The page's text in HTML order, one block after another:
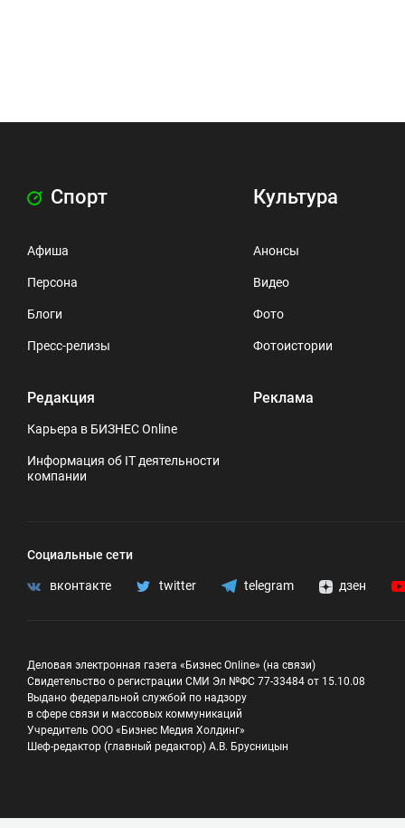
Спорт
Афиша
Персона
Блоги
Пресс-релизы
Редакция
Карьера в БИЗНЕС Online
Информация об IT деятельности
компании
Культура
Анонсы
Видео
Фото
Фотоистории
Реклама
Социальные сети
вконтакте twitter telegram дзен
Деловая электронная газета «Бизнес Online» (на связи)
Свидетельство о регистрации СМИ Эл №ФС 77-33484 от 15.10.08
Выдано федеральной службой по надзору
в сфере связи и массовых коммуникаций
Учредитель ООО «Бизнес Медия Холдинг»
Шеф-редактор (главный редактор) А.В. Брусницын